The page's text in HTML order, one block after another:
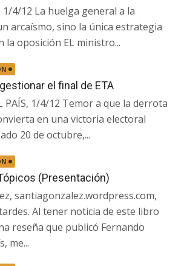
1/4/12 La huelga general a la
arcaísmo, sino la única estrategia
la oposición EL ministro...
el final de ETA
PAÍS, 1/4/12 Temor a que la derrota
en una victoria electoral
20 de octubre,...
(Presentación)
santiagonzalez.wordpress.com,
Al tener noticia de este libro
reseña que publicó Fernando
me...